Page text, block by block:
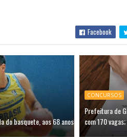
Facebook
do basquete, aos 68 anos
CONCURSOS
Prefeitura de
com 170